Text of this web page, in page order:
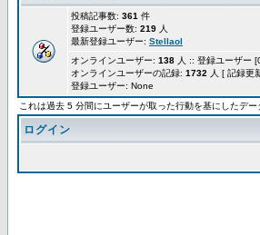
投稿記事数: 361 件
登録ユーザー数: 219 人
最新登録ユーザー: Stellaol
オンラインユーザー: 138 人 :: 登録ユーザー
オンラインユーザーの記録: 1732 人 [ 記録更
登録ユーザー: None
これは過去 5 分間にユーザーが取った行動を基にしたデー
ログイン